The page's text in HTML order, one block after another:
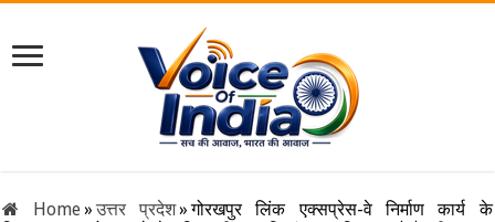
Home»उत्तर प्रदेश» गोरखपुर लिंक एक्सप्रेस-वे निर्माण कार्य के